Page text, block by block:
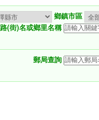
鄉鎮市區
路(街)名或鄉里名稱
郵局查詢